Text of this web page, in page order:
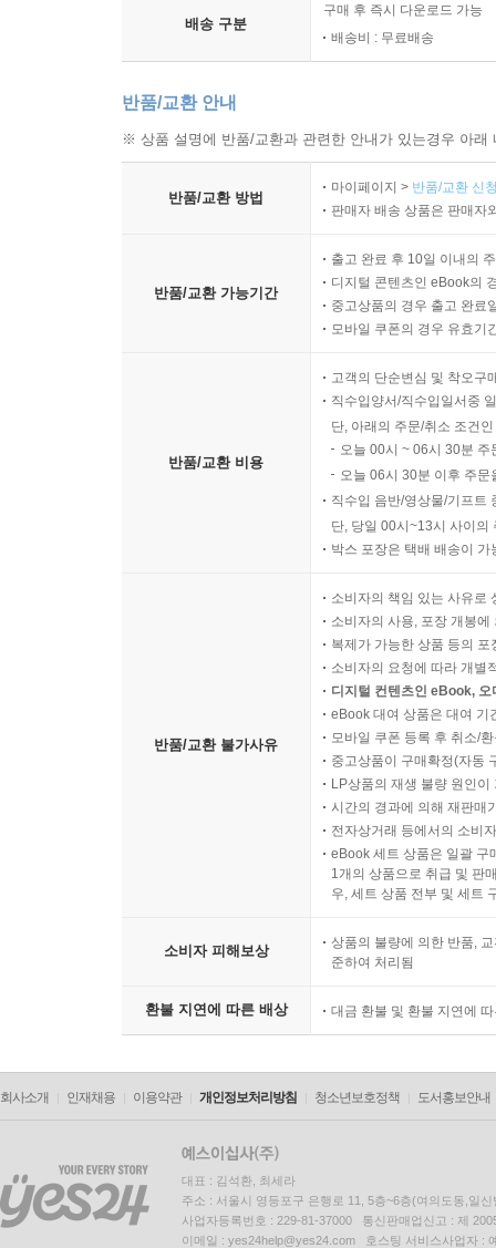
배송 구분
구매 후 즉시 다운로드 가능
배송비 : 무료배송
반품/교환 안내
※ 상품 설명에 반품/교환과 관련한 안내가 있는경우 아
반품/교환 방법
마이페이지 > 반품/교환 신
판매자 배송 상품은 판매자
반품/교환 가능기간
출고 완료 후 10일 이내의
디지털 콘텐츠인 eBook의
중고상품의 경우 출고 완료
모바일 쿠폰의 경우 유효기
반품/교환 비용
고객의 단순변심 및 착오구
직수입양서/직수입일서중
단, 아래의 주문/취소 조건
오늘 00시 ~ 06시 30분
오늘 06시 30분 이후 주
직수입 음반/영상물/기프트
단, 당일 00시~13시 사이의
박스 포장은 택배 배송이
반품/교환 불가사유
소비자의 책임 있는 사유로
소비자의 사용, 포장 개봉
복제가 가능한 상품 등의
소비자의 요청에 따라 개별
디지털 컨텐츠인 eBook,
eBook 대여 상품은 대여 기
모바일 쿠폰 등록 후 취소/
중고상품이 구매확정(자동
LP상품의 재생 불량 원인
시간의 경과에 의해 재판매
전자상거래 등에서의 소비
eBook 세트 상품은 일괄 구
1개의 상품으로 취급 및 판
우, 세트 상품 전부 및 세트
소비자 피해보상
상품의 불량에 의한 반품,
준하여 처리됨
환불 지연에 따른 배상 대금 환불 및 환불 지연에
회사소개 인재채용 이용약관 개인정보처리방침 청소년보호정책 도서홍보안내
대표 : 김석환, 최세라
주소 : 서울시 영등포구 은행로 11, 5층~6층(여의도동,일신
사업자등록번호 : 229-81-37000 통신판매업신고 : 제
이메일 : yes24help@yes24.com 호스팅 서비스사업자 :